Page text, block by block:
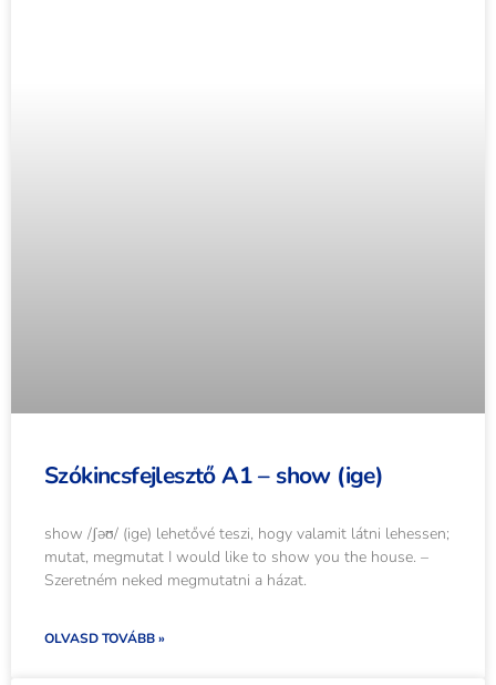
Szókincsfejlesztő A1 – show (ige)
show /ʃəʊ/ (ige) lehetővé teszi, hogy valamit látni lehessen;
mutat, megmutat I would like to show you the house. –
Szeretném neked megmutatni a házat.
OLVASD TOVÁBB »